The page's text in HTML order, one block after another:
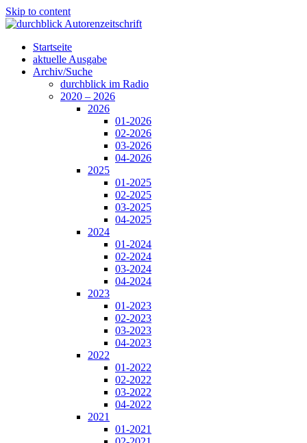
Skip to content
Startseite
aktuelle Ausgabe
Archiv/Suche
durchblick im Radio
2020 – 2026
2026
01-2026
02-2026
03-2026
04-2026
2025
01-2025
02-2025
03-2025
04-2025
2024
01-2024
02-2024
03-2024
04-2024
2023
01-2023
02-2023
03-2023
04-2023
2022
01-2022
02-2022
03-2022
04-2022
2021
01-2021